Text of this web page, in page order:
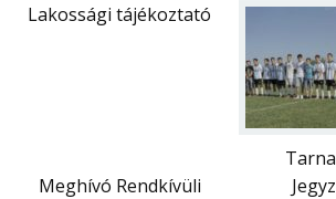
Lakossági tájékoztató
Meghívó Rendkívüli